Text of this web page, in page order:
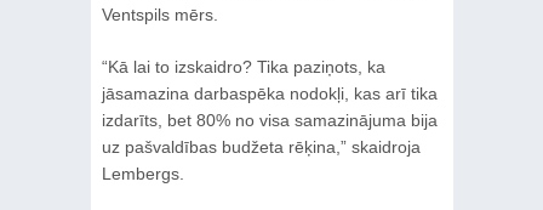
Ventspils mērs.
“Kā lai to izskaidro? Tika paziņots, ka
jāsamazina darbaspēka nodokļi, kas arī tika
izdarīts, bet 80% no visa samazinājuma bija
uz pašvaldības budžeta rēķina,” skaidroja
Lembergs.